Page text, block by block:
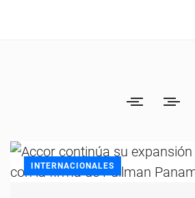
INTERNACIONALES